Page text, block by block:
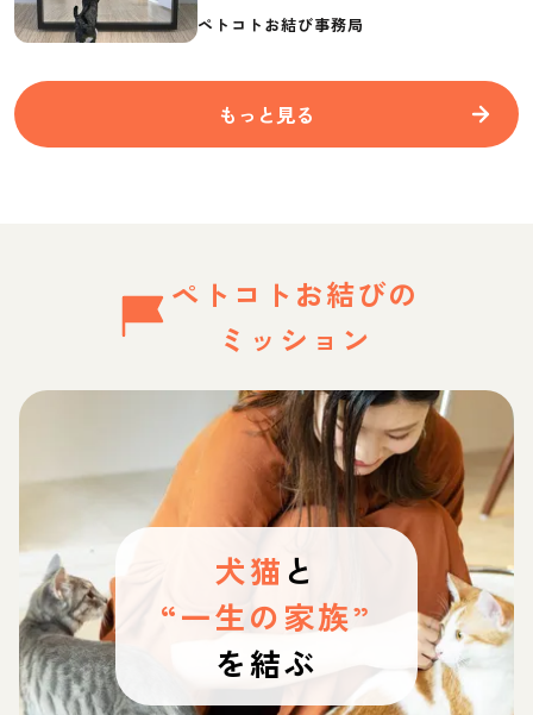
要なものを紹介
ペトコトお結び事務局
もっと見る
ペトコトお結びの
ミッション
犬猫 と
“一生の家族”
を結ぶ